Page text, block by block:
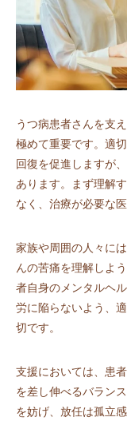
うつ病患者さんを支
極めて重要です。適
回復を促進しますが
あります。まず理解
なく、治療が必要な
家族や周囲の人々に
んの苦痛を理解しよ
者自身のメンタルヘ
労に陥らないよう、
切です。
支援においては、患
を差し伸べるバラン
を妨げ、放任は孤立